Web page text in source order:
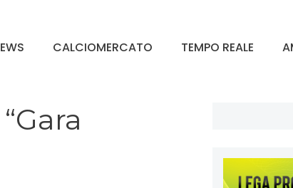
CALCIOMERCATO TEMPO REALE